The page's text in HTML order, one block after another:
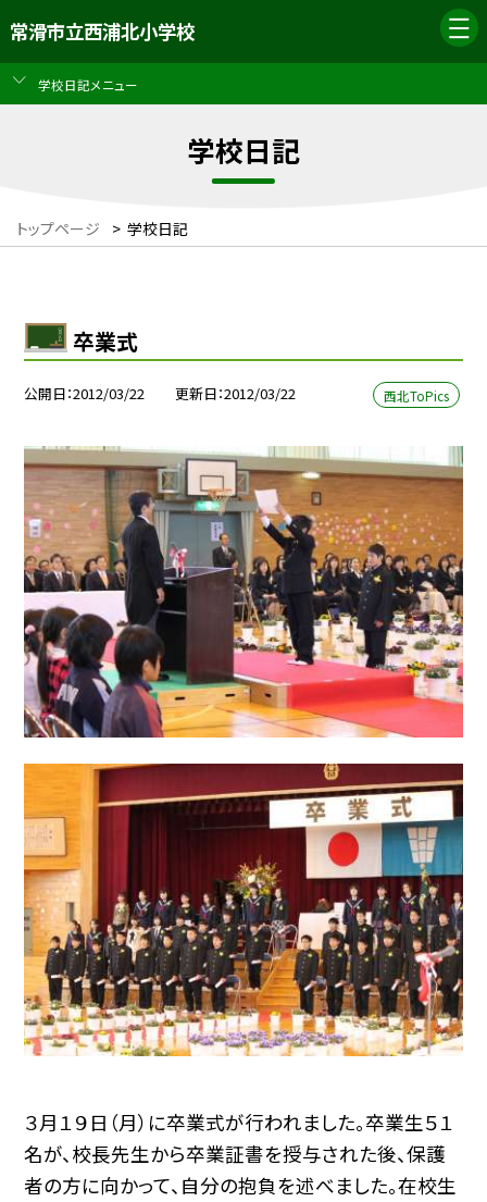
常滑市立西浦北小学校
学校日記メニュー
学校日記
トップページ > 学校日記
卒業式
公開日 2012/03/22 更新日 2012/03/22 西北ToPics
３月１９日（月）に卒業式が行われました。卒業生５１
名が、校長先生から卒業証書を授与された後、保護
者の方に向かって、自分の抱負を述べました。在校生